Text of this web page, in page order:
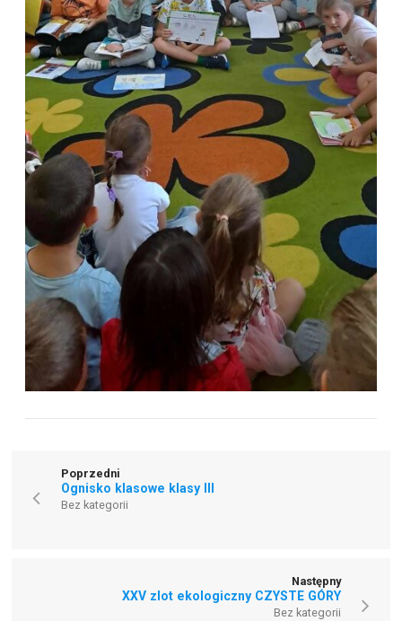
Poprzedni
Ognisko klasowe klasy III
Bez kategorii
Następny
XXV zlot ekologiczny CZYSTE GÓRY
Bez kategorii